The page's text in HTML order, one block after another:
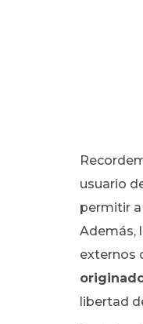
usuario
permitir
Además,
externos
libertad